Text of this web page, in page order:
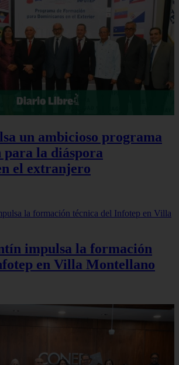
un ambicioso programa
para la diáspora
el extranjero
impulsa la formación
en Villa Montellano